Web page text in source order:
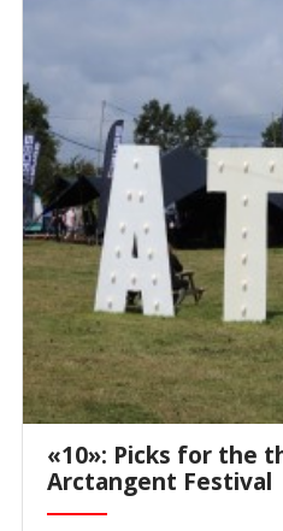
«10»: Picks for the
Arctangent Festival